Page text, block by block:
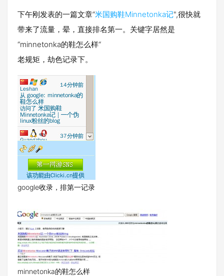
下午刚发表的一篇文章“米国购鞋Minnetonka记",很快就
带来了流量，晕，直接排名第一。关键字居然是
“minnetonka的鞋怎么样“
老规矩，劫色记录下。
google收录，排第一记录
minnetonka的鞋怎么样